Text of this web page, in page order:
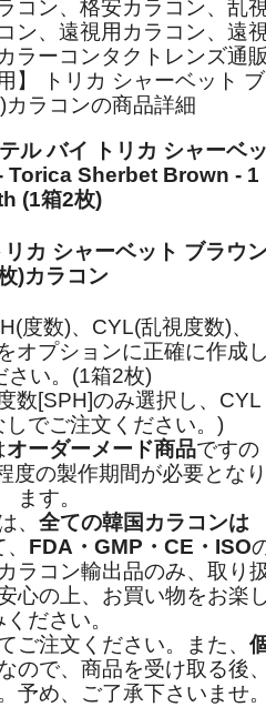
コン、格安カラコン、乱
ン、遠視用カラコン、遠
ラーコンタクトレンズ通
】 トリカ シャーベット ブ
カラコンの商品詳細
ル バイ トリカ シャーベ
Torica Sherbet Brown - 1
(1箱2枚)
カ シャーベット ブラウ
)カラコン
度数)、CYL(乱視度数)、
オプションに正確に作成
さい。(1箱2枚)
数[SPH]のみ選択し、CYL
でご注文ください。)
オーダーメード商品ですの
度の製作期間が必要となり
ます。
、 全ての韓国カラコンは
FDA・GMP・CE・ISO
ラコン輸出品のみ、取り
心の上、お買い物をお楽
ください。
ご注文ください。また、
ので、商品を受け取る後
予め、ご了承下さいませ